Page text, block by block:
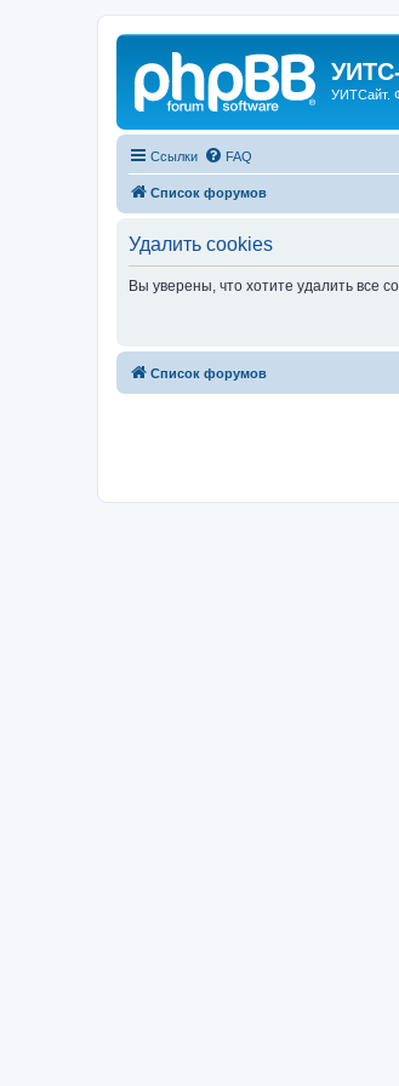
УИТСайт.
Ссылки FAQ
Список форумов
Удалить cookies
Вы уверены, что хотите удалить все
Список форумов